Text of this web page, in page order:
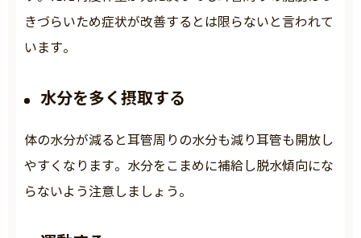
きづらいため症状が改善するとは限らないと言われて
います。
水分を多く摂取する
体の水分が減ると耳管周りの水分も減り耳管も開放し
やすくなります。水分をこまめに補給し脱水傾向にな
らないよう注意しましょう。